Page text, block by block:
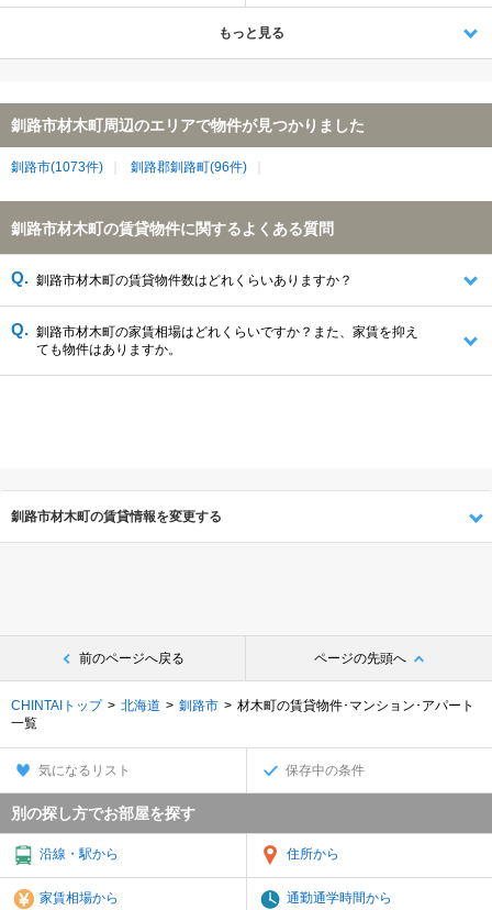
もっと見る
釧路市材木町周辺のエリアで物件が見つかりました
釧路市(1073件) 釧路郡釧路町(96件)
釧路市材木町の賃貸物件に関するよくある質問
釧路市材木町の賃貸物件数はどれくらいありますか？
釧路市材木町の家賃相場はどれくらいですか？また、家賃を抑え
ても物件はありますか。
釧路市材木町の賃貸情報を変更する
前のページへ戻る ページの先頭へ
CHINTAIトップ 北海道 釧路市
材木町の賃貸物件･マンション･アパート
一覧
気になるリスト 保存中の条件
別の探し方でお部屋を探す
沿線・駅から 住所から
家賃相場から 通勤通学時間から